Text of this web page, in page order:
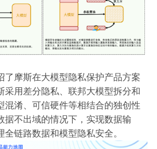
了摩斯在大模型隐私保护产品方案
采用差分隐私、联邦大模型拆分和
混淆、可信硬件等相结合的独创性
据不出域的情况下，实现数据输
全链路数据和模型隐私安全。